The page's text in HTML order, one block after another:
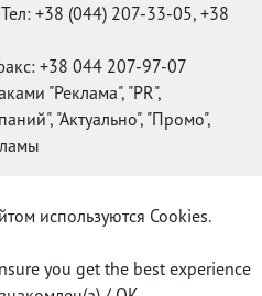
Тел: +38 (044) 207-33-05, +38
+38 044 207-97-07
"Реклама", "PR",
"Актуально", "Промо",
используются Cookies.
you get the best experience